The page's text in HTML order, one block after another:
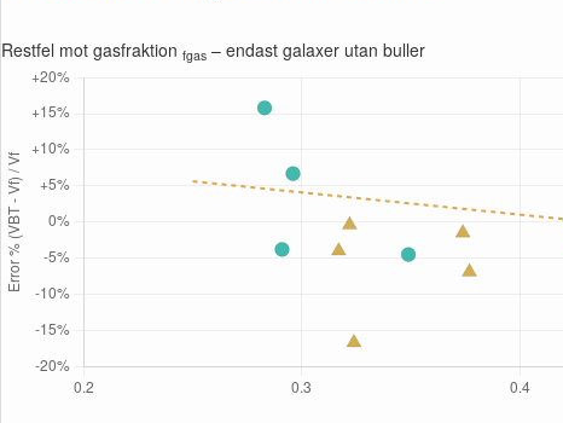
Restfel mot gasfraktion fgas – endast galaxer utan buller